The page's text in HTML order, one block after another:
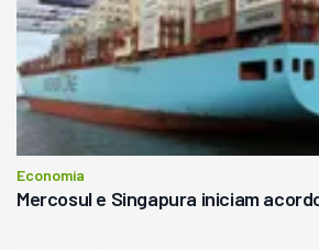
Economia
Mercosul e Singapura iniciam